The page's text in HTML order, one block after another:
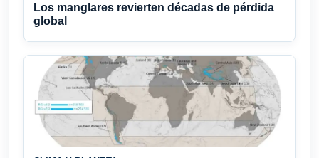
Los manglares revierten décadas de pérdida
global